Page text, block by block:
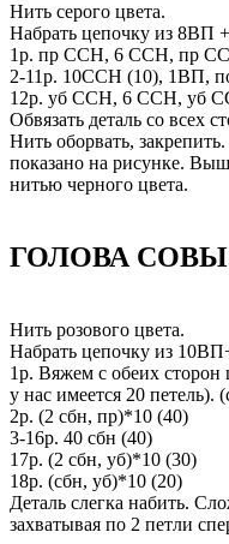
Нить серого цвета.
Набрать цепочку из 8ВП
1р. пр ССН, 6 ССН, пр
2-11р. 10ССН (10), 1ВП,
12р. уб ССН, 6 ССН, уб
Обвязать деталь со всех
Нить оборвать,
показано на рисунке.
нитью черного цвета.
ГОЛОВА
Нить розового цвета.
Набрать цепочку из
1р. Вяжем с обеих сторон
у нас имеется 20 петель).
2р. (2 сбн, пр)*10 (40)
3-16р. 40 сбн (40)
17р. (2 сбн, уб)*10 (30)
18р. (сбн, уб)*10 (20)
Деталь слегка набить.
захватывая по 2 петли